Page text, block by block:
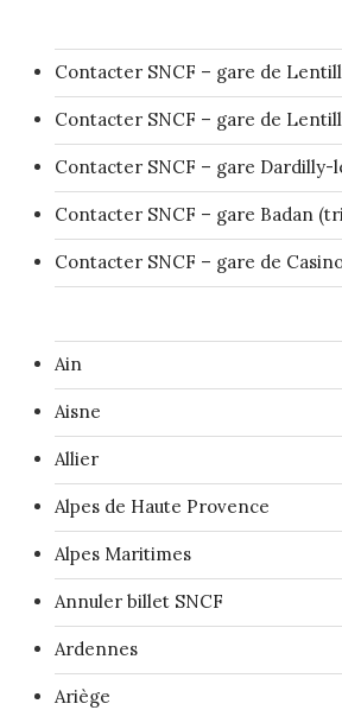
Contacter SNCF – gare de
Contacter SNCF – gare de
Contacter SNCF – gare Dardilly-
Contacter SNCF – gare Badan
Contacter SNCF – gare de
Ain
Aisne
Allier
Alpes de Haute Provence
Alpes Maritimes
Annuler billet SNCF
Ardennes
Ariège